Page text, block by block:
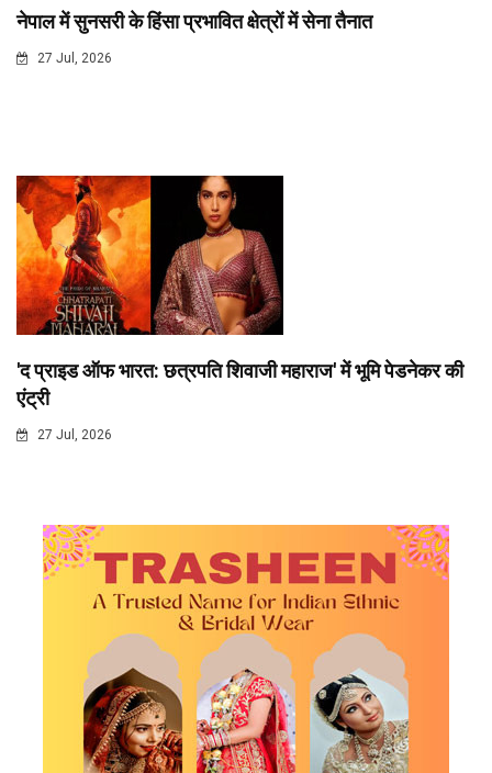
नेपाल में सुनसरी के हिंसा प्रभावित क्षेत्रों में सेना तैनात
27 Jul, 2026
'द प्राइड ऑफ भारत: छत्रपति शिवाजी महाराज' में भूमि पेडनेकर की
एंट्री
27 Jul, 2026